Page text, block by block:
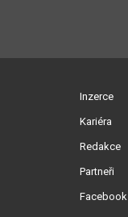
Inzerce
Kariéra
Redakce
Partneři
Facebook